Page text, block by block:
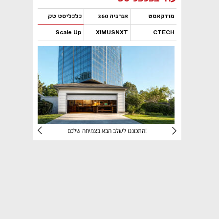
פודקאסט אנרגיה 360 כלכליסט טק
CTECH
XIMUSNXT
Scale Up
נפתח בכרטיסייה חדשה
התכוננו לשלב הבא בצמיחה שלכם!
נפתח בכרטיסייה חדשה